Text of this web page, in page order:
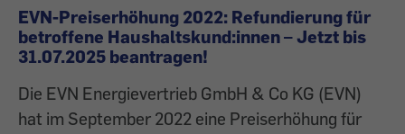
EVN-Preiserhöhung 2022: Refundierung für
betroffene Haushaltskund:innen – Jetzt bis
31.07.2025 beantragen!
Die EVN Energievertrieb GmbH & Co KG (EVN)
hat im September 2022 eine Preiserhöhung für